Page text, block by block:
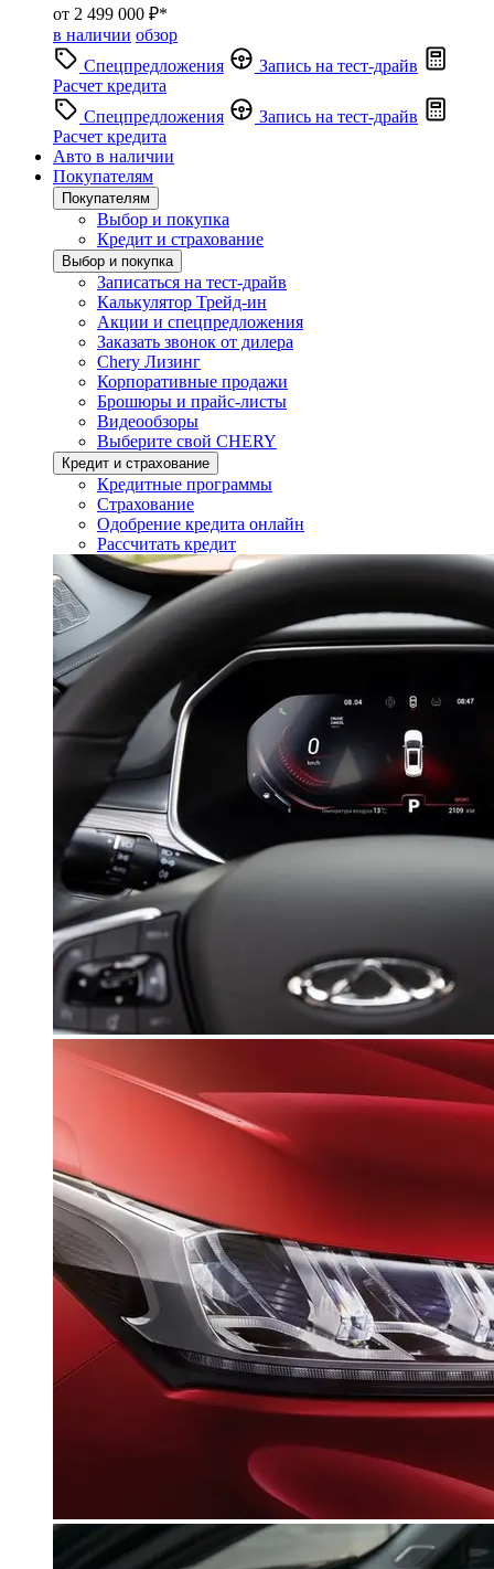
от 2 499 000 ₽*
в наличии обзор
Спецпредложения
Запись на тест-драйв
Расчет кредита
Спецпредложения
Запись на тест-драйв
Расчет кредита
Авто в наличии
Покупателям
Покупателям
Выбор и покупка
Кредит и страхование
Выбор и покупка
Записаться на тест-драйв
Калькулятор Трейд-ин
Акции и спецпредложения
Заказать звонок от дилера
Chery Лизинг
Корпоративные продажи
Брошюры и прайс-листы
Видеообзоры
Выберите свой CHERY
Кредит и страхование
Кредитные программы
Страхование
Одобрение кредита онлайн
Рассчитать кредит